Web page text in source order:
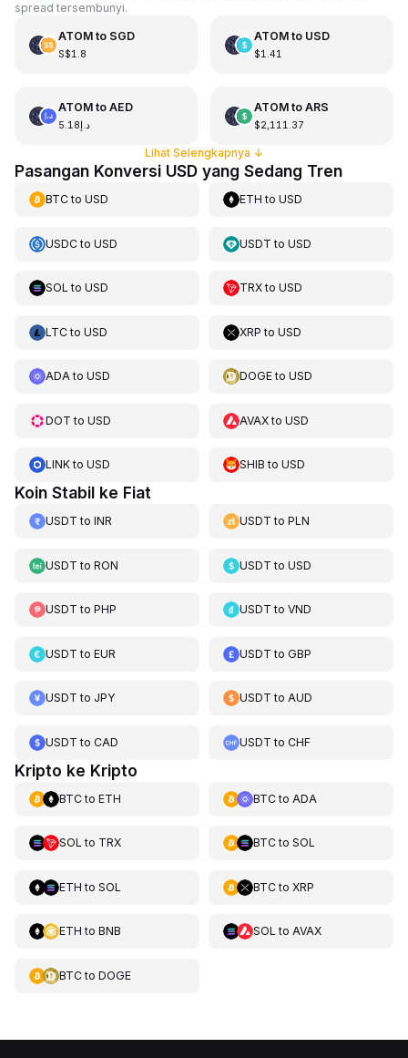
spread tersembunyi.
ATOMto SGD
S$1.8
ATOMto USD
$1.41
ATOMto AED
د.إ5.18
ATOMto ARS
$2,111.37
Lihat Selengkapnya ↓
Pasangan Konversi USD yang Sedang Tren
BTCto USD ETH toUSD
USDCto USD USDT toUSD
SOL to USD TRXtoUSD
LTCto USD XRP toUSD
ADAto USD DOGEtoUSD
DOT to USD AVAXtoUSD
LINKto USD SHIB toUSD
Koin Stabil ke Fiat
USDT to INR USDT toPLN
USDT to RON USDT toUSD
USDT to PHP USDT toVND
USDT to EUR USDT toGBP
USDT to JPY USDT toAUD
USDT to CAD USDT toCHF
Kripto ke Kripto
BTCto ETH BTCto ADA
SOL to TRX BTCto SOL
ETH to SOL BTCto XRP
ETH to BNB SOL to AVAX
BTCto DOGE